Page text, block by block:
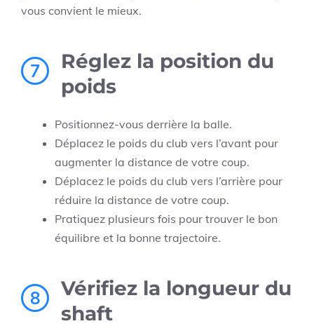
vous convient le mieux.
7
Réglez la position du
poids
Positionnez-vous derrière la balle.
Déplacez le poids du club vers l’avant pour
augmenter la distance de votre coup.
Déplacez le poids du club vers l’arrière pour
réduire la distance de votre coup.
Pratiquez plusieurs fois pour trouver le bon
équilibre et la bonne trajectoire.
8
Vérifiez la longueur du
shaft